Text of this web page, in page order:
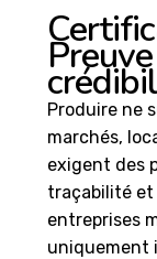
Produire ne
marchés,
exigent des
traçabilité et
entreprises
uniquement